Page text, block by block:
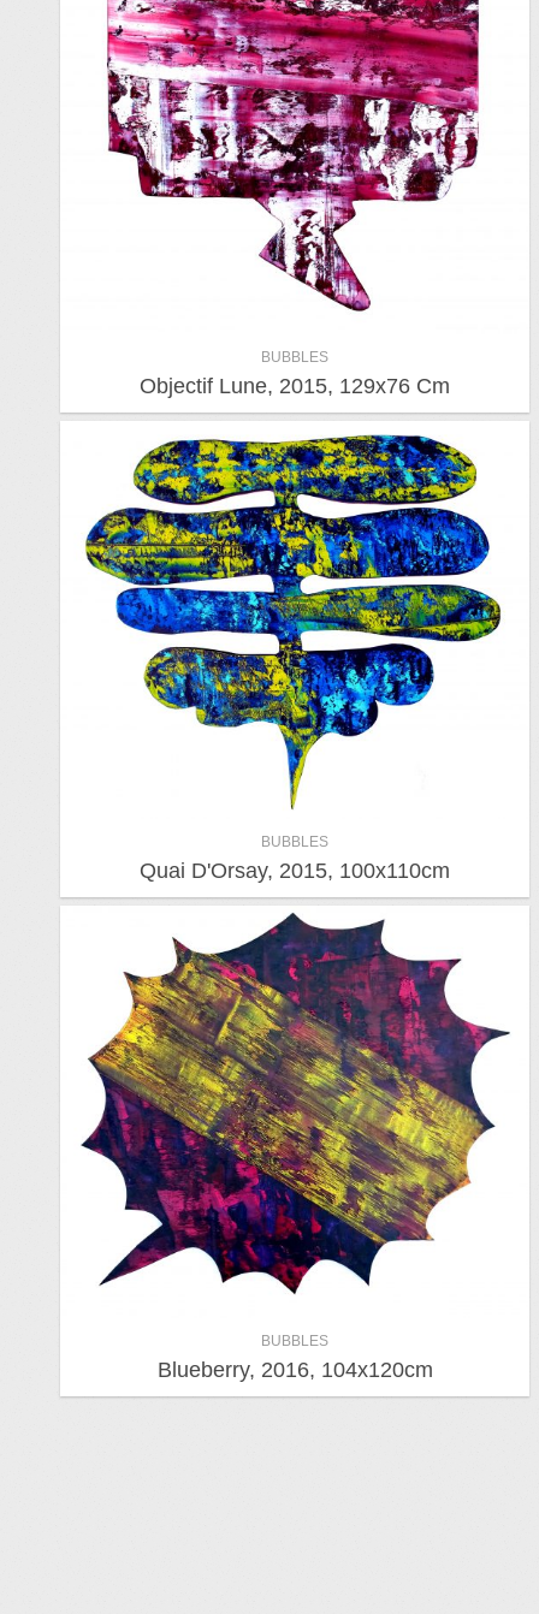
BUBBLES
Objectif Lune, 2015, 129x76 Cm
BUBBLES
Quai D'Orsay, 2015, 100x110cm
BUBBLES
Blueberry, 2016, 104x120cm